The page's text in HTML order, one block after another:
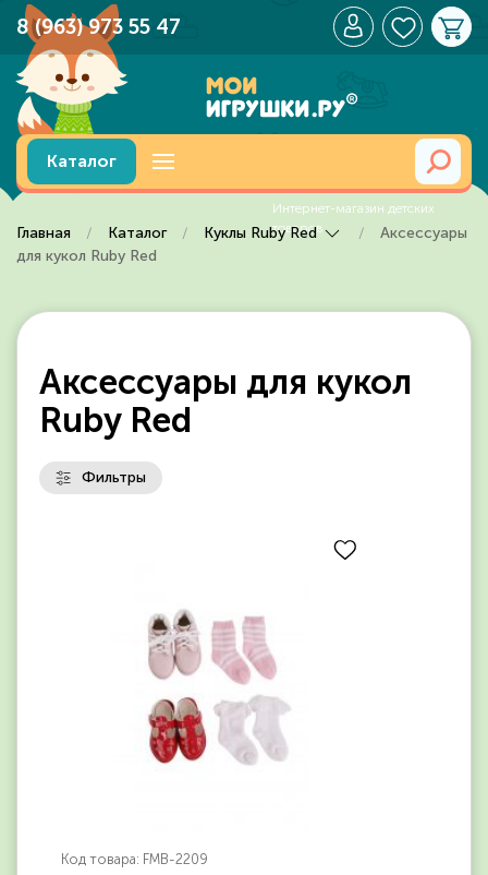
Перейти к содержимому
8 (963) 973 55 47
Каталог
Главная Каталог Куклы Ruby Red
Аксессуары
для кукол Ruby Red
Аксессуары для кукол
Ruby Red
Фильтры
Код товара: FMB-2209